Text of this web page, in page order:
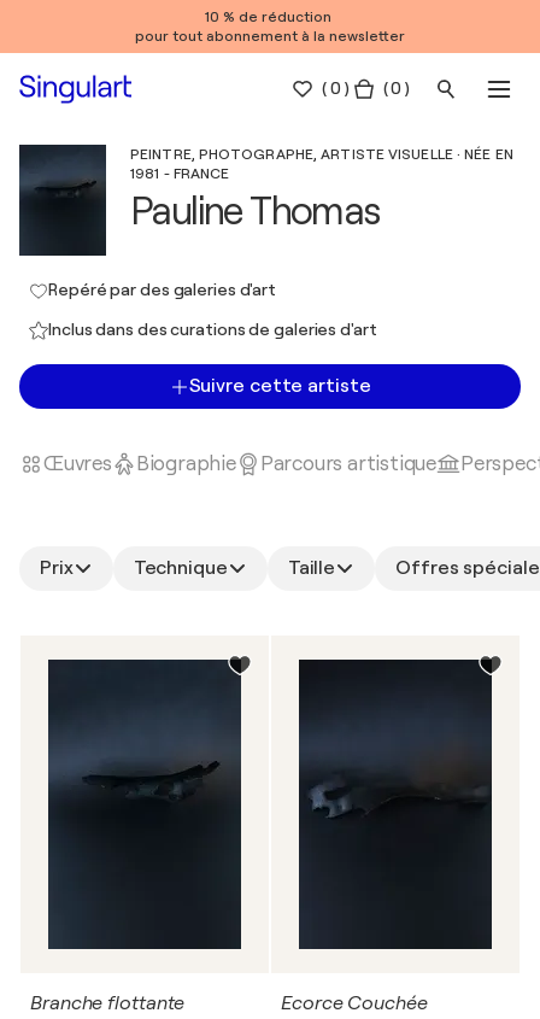
10 % de réduction
pour tout abonnement à la newsletter
(0 ) ( 0 )
PEINTRE, PHOTOGRAPHE, ARTISTE VISUELLE · NÉE EN
1981 - FRANCE
Pauline Thomas
Repéré par des galeries d'art
Inclus dans des curations de galeries d'art
Suivre cette artiste
Œuvres Biographie Parcours artistique
Prix Technique Taille Offres
Branche flottante Ecorce Couchée